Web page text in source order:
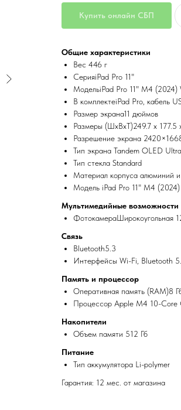
Купить онлайн СБП
Общие характеристики
Вес 446 г
СерияiPad Pro 11"
МодельiPad Pro 11" M4 (2024)
В комплектеiPad Pro, кабель
Размер экрана11 дюймов
Размеры (ШxВxТ)249.7 х 177.5
Разрешение экрана
Тип экрана Tandem OLED
Тип стекла Standard
Материал корпуса алюминий и
Модель iPad Pro 11" M4
Мультимедийные возможности
ФотокамераШирокоугольная
Связь
Bluetooth5.3
Интерфейсы Wi-Fi, Bluetooth
Память и процессор
Оперативная память (RAM)8
Процессор Apple M4 10-Core
Накопители
Объем памяти 512 Гб
Питание
Тип аккумулятора Li-polymer
Гарантия: 12 мес. от магазина